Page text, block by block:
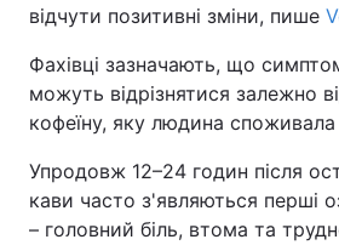
відчути позитивні зміни, пише
Фахівці зазначають, що
можуть відрізнятися залежно
кофеїну, яку людина
Упродовж 12–24 годин після
кави часто з'являються перші
– головний біль, втома та